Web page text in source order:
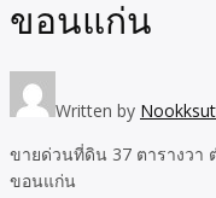
ขอนแก่น
Written by
ขายด่วนที่ดิน 37 ตารางวา
ขอนแก่น